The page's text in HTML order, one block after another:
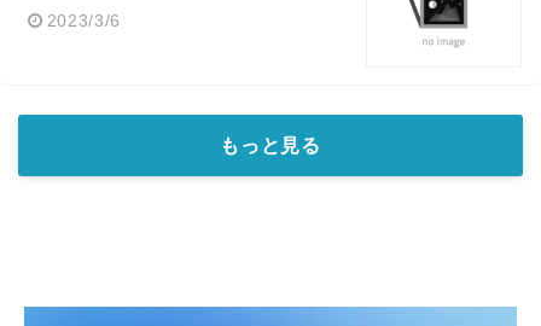
2023/3/6
もっと見る